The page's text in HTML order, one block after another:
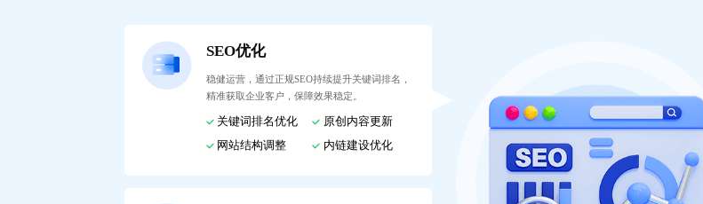
SEO优化
稳健运营，通过正规SEO持续提升关键词排名，
精准获取企业客户，保障效果稳定。
关键词排名优化
原创内容更新
网站结构调整
内链建设优化